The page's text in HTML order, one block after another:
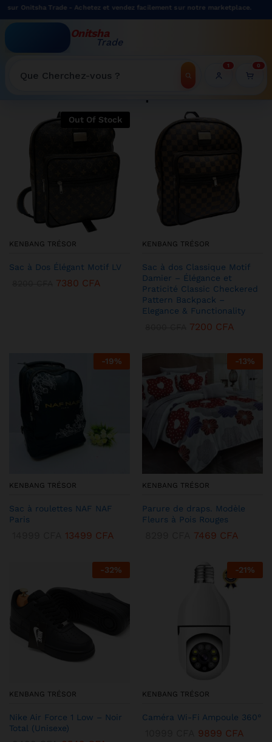
Trade - Achetez et vendez facilement sur notre marketplace.
Onitsha
Trade
Recherche
1 0
WELCOME TO ONITSHATRADE ONLINE SHOP
Out Of Stock
KENBANG TRÉSOR
Sac à Dos Élégant Motif LV
7380 CFA
KENBANG TRÉSOR
Sac à dos Classique Motif
Damier – Élégance et
Praticité Classic Checkered
Pattern Backpack –
Elegance & Functionality
7200 CFA
-19%
KENBANG TRÉSOR
Sac à roulettes NAF NAF
Paris
13499 CFA
-13%
KENBANG TRÉSOR
Parure de draps. Modèle
Fleurs à Pois Rouges
7469 CFA
-32%
KENBANG TRÉSOR
Nike Air Force 1 Low – Noir
Total (Unisexe)
-21%
KENBANG TRÉSOR
Caméra Wi-Fi Ampoule 360°
9899 CFA